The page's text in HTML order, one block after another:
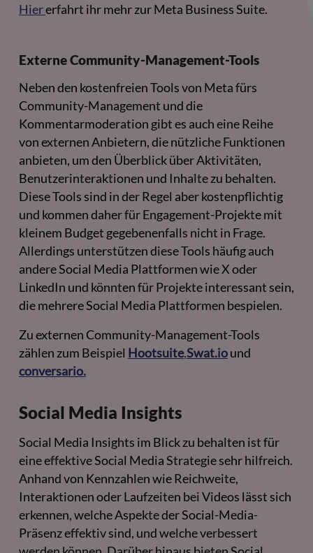
Hiererfahrt ihr mehr zur Meta Business Suite.
Externe Community-Management-Tools
Neben den kostenfreien Tools von Meta fürs
Community-Management und die
Kommentarmoderation gibt es auch eine Reihe
von externen Anbietern, die nützliche Funktionen
anbieten, um den Überblick über Aktivitäten,
Benutzerinteraktionen und Inhalte zu behalten.
Diese Tools sind in der Regel aber kostenpflichtig
und kommen daher für Engagement-Projekte mit
kleinem Budget gegebenenfalls nicht in Frage.
Allerdings unterstützen diese Tools häufig auch
andere Social Media Plattformen wie X oder
LinkedIn und könnten für Projekte interessant sein,
die mehrere Social Media Plattformen bespielen.
Zu externen Community-Management-Tools
zählen zum Beispiel Hootsuite,Swat.iound
conversario.
Social Media Insights
Social Media Insights im Blick zu behalten ist für
eine effektive Social Media Strategie sehr hilfreich.
Anhand von Kennzahlen wie Reichweite,
Interaktionen oder Laufzeiten bei Videos lässt sich
erkennen, welche Aspekte der Social-Media-
Präsenz effektiv sind, und welche verbessert